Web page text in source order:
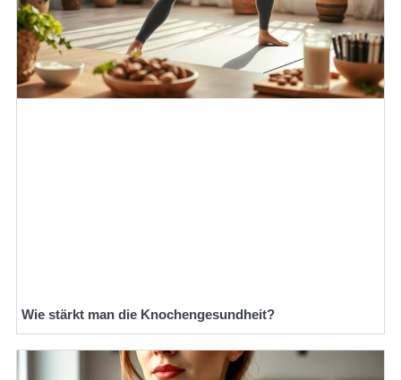
Wie stärkt man die Knochengesundheit?